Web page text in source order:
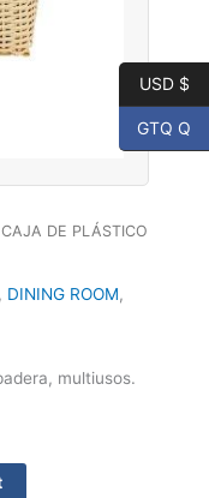
DE PLÁSTICO
, DINING ROOM,
multiusos.
USD $
GTQ Q